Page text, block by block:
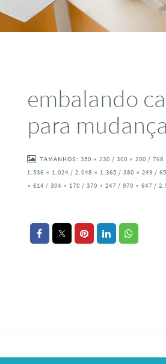
embalando
para mudança
TAMANHOS: 350 × 230 / 300 × 200 / 768
1.536 × 1.024 / 2.048 × 1.365 / 380 × 249 /
× 614 / 304 × 170 / 370 × 247 / 970 × 647 /